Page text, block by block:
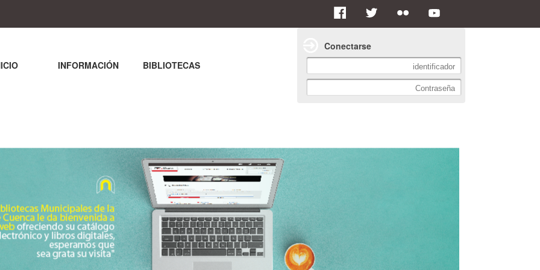
INFORMACIÓN BIBLIOTECAS
Conectarse